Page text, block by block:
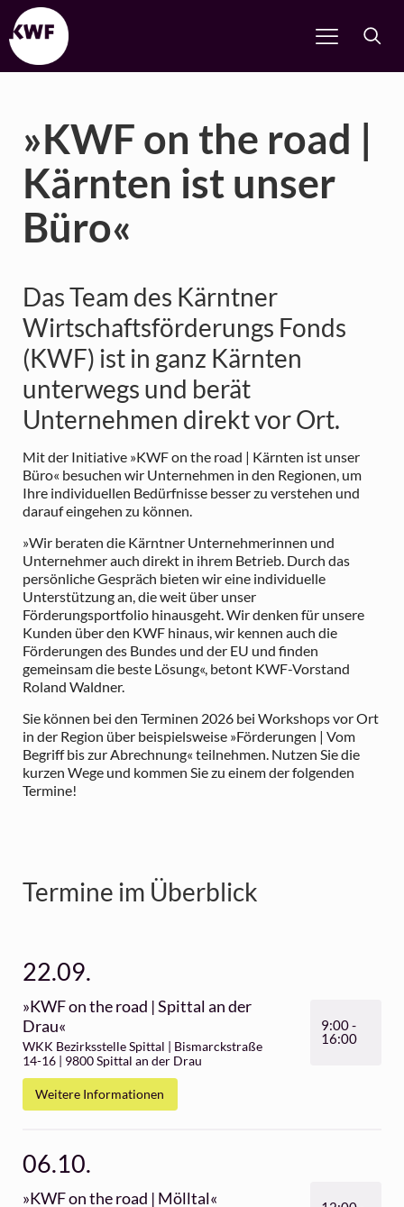
»KWF on the road |
Kärnten ist unser
Büro«
Das Team des Kärntner
Wirtschaftsförderungs Fonds
(KWF) ist in ganz Kärnten
unterwegs und berät
Unternehmen direkt vor Ort.
Mit der Initiative »KWF on the road | Kärnten ist unser
Büro« besuchen wir Unternehmen in den Regionen, um
Ihre individuellen Bedürfnisse besser zu verstehen und
darauf eingehen zu können.
»Wir beraten die Kärntner Unternehmerinnen und
Unternehmer auch direkt in ihrem Betrieb. Durch das
persönliche Gespräch bieten wir eine individuelle
Unterstützung an, die weit über unser
Förderungsportfolio hinausgeht. Wir denken für unsere
Kunden über den KWF hinaus, wir kennen auch die
Förderungen des Bundes und der EU und finden
gemeinsam die beste Lösung«, betont KWF-Vorstand
Roland Waldner.
Sie können bei den Terminen 2026 bei Workshops vor Ort
in der Region über beispielsweise »Förderungen | Vom
Begriff bis zur Abrechnung« teilnehmen. Nutzen Sie die
kurzen Wege und kommen Sie zu einem der folgenden
Termine!
Termine im Überblick